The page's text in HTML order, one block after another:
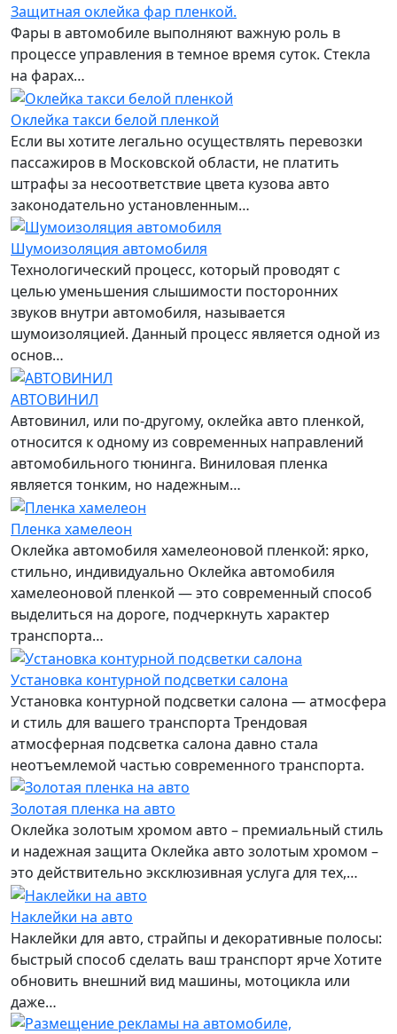
Защитная оклейка фар пленкой.
Фары в автомобиле выполняют важную роль в
процессе управления в темное время суток. Стекла
на фарах…
Оклейка такси белой пленкой
Если вы хотите легально осуществлять перевозки
пассажиров в Московской области, не платить
штрафы за несоответствие цвета кузова авто
законодательно установленным…
Шумоизоляция автомобиля
Технологический процесс, который проводят с
целью уменьшения слышимости посторонних
звуков внутри автомобиля, называется
шумоизоляцией. Данный процесс является одной из
основ…
АВТОВИНИЛ
Автовинил, или по-другому, оклейка авто пленкой,
относится к одному из современных направлений
автомобильного тюнинга. Виниловая пленка
является тонким, но надежным…
Пленка хамелеон
Оклейка автомобиля хамелеоновой пленкой: ярко,
стильно, индивидуально Оклейка автомобиля
хамелеоновой пленкой — это современный способ
выделиться на дороге, подчеркнуть характер
транспорта…
Установка контурной подсветки салона
Установка контурной подсветки салона — атмосфера
и стиль для вашего транспорта Трендовая
атмосферная подсветка салона давно стала
неотъемлемой частью современного транспорта.
Золотая пленка на авто
Оклейка золотым хромом авто – премиальный стиль
и надежная защита Оклейка авто золотым хромом –
это действительно эксклюзивная услуга для тех,…
Наклейки на авто
Наклейки для авто, страйпы и декоративные полосы:
быстрый способ сделать ваш транспорт ярче Хотите
обновить внешний вид машины, мотоцикла или
даже…